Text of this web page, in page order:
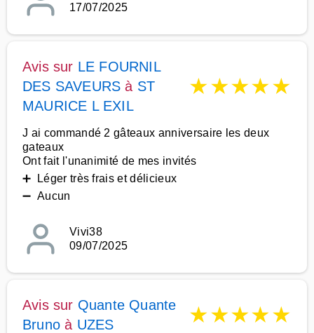
17/07/2025
Avis sur LE FOURNIL
DES SAVEURS à ST
MAURICE L EXIL
★★★★★
J ai commandé 2 gâteaux anniversaire les deux
gateaux
Ont fait l'unanimité de mes invités
➕ Léger très frais et délicieux
➖ Aucun
Vivi38
09/07/2025
Avis sur Quante Quante
Bruno à UZES ★★★★★